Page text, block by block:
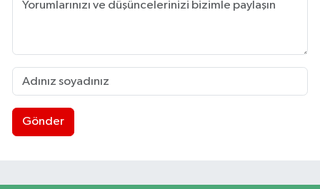
Gönder